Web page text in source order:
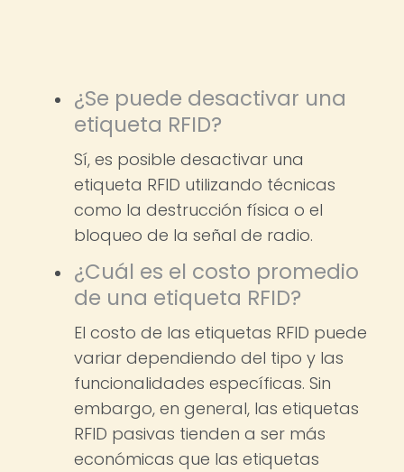
¿Se puede desactivar una
etiqueta RFID?
Sí, es posible desactivar una
etiqueta RFID utilizando técnicas
como la destrucción física o el
bloqueo de la señal de radio.
¿Cuál es el costo promedio
de una etiqueta RFID?
El costo de las etiquetas RFID puede
variar dependiendo del tipo y las
funcionalidades específicas. Sin
embargo, en general, las etiquetas
RFID pasivas tienden a ser más
económicas que las etiquetas